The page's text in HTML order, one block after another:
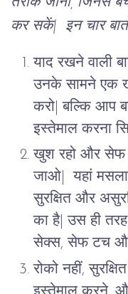
कर सकें|
इन चार
याद रखने वाली
उनके सामने एक
करो| बल्कि आप
इस्तेमाल करना
खुश रहो और सेफ
जाओ| यहां
सुरक्षित और
का है| उस ही
सेक्स, सेफ टच और
रोको नहीं,